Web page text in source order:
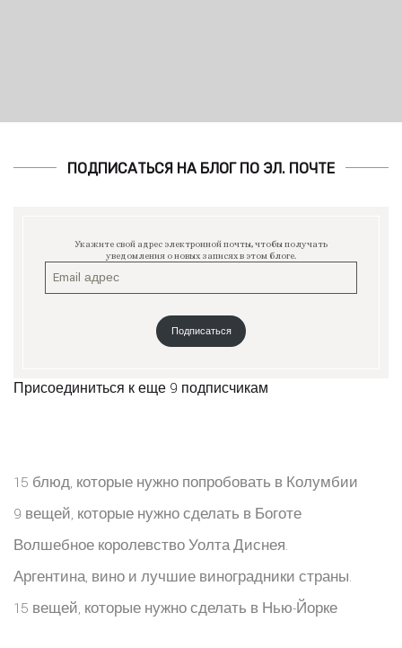
ПОДПИСАТЬСЯ НА БЛОГ ПО ЭЛ. ПОЧТЕ
Укажите свой адрес электронной почты, чтобы получать
уведомления о новых записях в этом блоге.
Подписаться
Присоединиться к еще 9 подписчикам
15 блюд, которые нужно попробовать в Колумбии
9 вещей, которые нужно сделать в Боготе
Волшебное королевство Уолта Диснея.
Аргентина, вино и лучшие виноградники страны.
15 вещей, которые нужно сделать в Нью-Йорке